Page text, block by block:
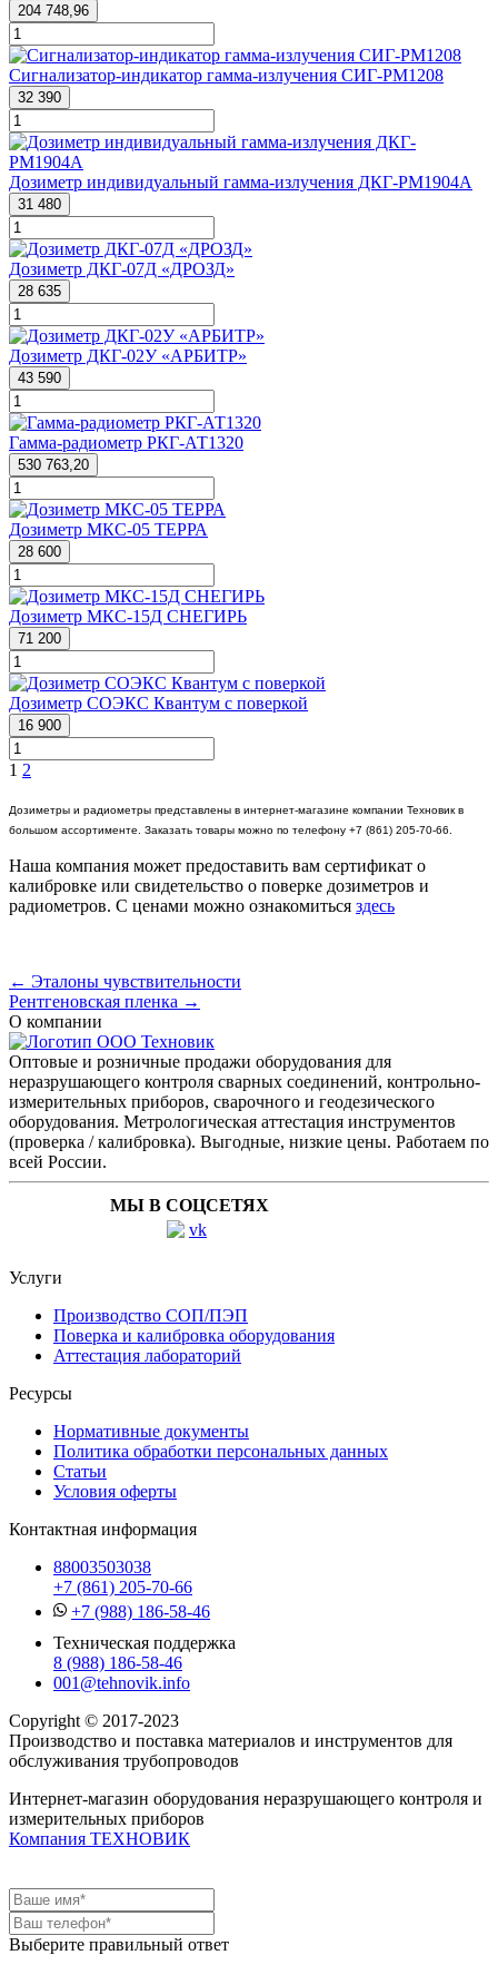
204 748,96
Сигнализатор-индикатор гамма-излучения СИГ-PM1208
32 390
Дозиметр индивидуальный гамма-излучения ДКГ-PM1904А
31 480
Дозиметр ДКГ-07Д «ДРОЗД»
28 635
Дозиметр ДКГ-02У «АРБИТР»
43 590
Гамма-радиометр РКГ-АТ1320
530 763,20
Дозиметр МКС-05 ТЕРРА
28 600
Дозиметр МКС-15Д СНЕГИРЬ
71 200
Дозиметр СОЭКС Квантум с поверкой
16 900
1 2
Дозиметры и радиометры представлены в интернет-магазине компании Техновик в
большом ассортименте. Заказать товары можно по телефону +7 (861) 205-70-66.
Наша компания может предоставить вам сертификат о
калибровке или свидетельство о поверке дозиметров и
радиометров. С ценами можно ознакомиться здесь
← Эталоны чувствительности
Рентгеновская пленка →
О компании
Оптовые и розничные продажи оборудования для
неразрушающего контроля сварных соединений, контрольно-
измерительных приборов, сварочного и геодезического
оборудования. Метрологическая аттестация инструментов
(проверка / калибровка). Выгодные, низкие цены. Работаем по
всей России.
МЫ В СОЦСЕТЯХ
Услуги
Производство СОП/ПЭП
Поверка и калибровка оборудования
Аттестация лабораторий
Ресурсы
Нормативные документы
Политика обработки персональных данных
Статьи
Условия оферты
Контактная информация
88003503038
+7 (861) 205-70-66
+7 (988) 186-58-46
Техническая поддержка
8 (988) 186-58-46
001@tehnovik.info
Copyright © 2017-2023
Производство и поставка материалов и инструментов для
обслуживания трубопроводов
Интернет-магазин оборудования неразрушающего контроля и
измерительных приборов
Компания ТЕХНОВИК
Выберите правильный ответ